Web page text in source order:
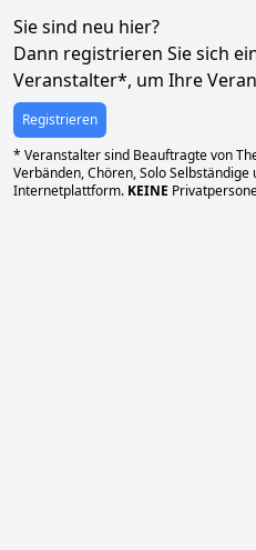
Sie sind neu hier?
Dann registrieren Sie sich
Veranstalter*, um Ihre
Registrieren
* Veranstalter sind Beauftragte von
Verbänden, Chören, Solo
Internetplattform. KEINE